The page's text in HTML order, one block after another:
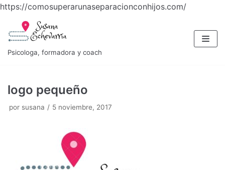
https://comosuperarunaseparacionconhijos.com/
Saltar
contenido
Psicologa, formadora y coach
logo pequeño
por susana 5 noviembre, 2017